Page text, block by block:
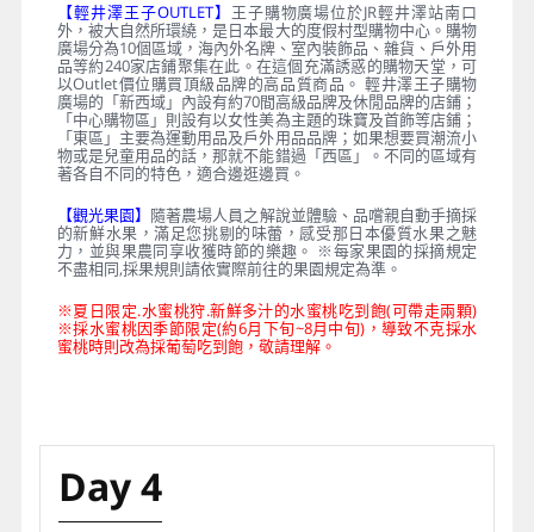
【輕井澤王子OUTLET】 王子購物廣場位於JR輕井澤站南口
外，被大自然所環繞，是日本最大的度假村型購物中心。購物
廣場分為10個區域，海內外名牌、室內裝飾品、雜貨、戶外用
品等約240家店鋪聚集在此。在這個充滿誘惑的購物天堂，可
以Outlet價位購買頂級品牌的高品質商品。 輕井澤王子購物
廣場的「新西域」內設有約70間高級品牌及休閒品牌的店鋪；
「中心購物區」則設有以女性美為主題的珠寶及首飾等店鋪；
「東區」主要為運動用品及戶外用品品牌；如果想要買潮流小
物或是兒童用品的話，那就不能錯過「西區」。不同的區域有
著各自不同的特色，適合邊逛邊買。
【觀光果園】 隨著農場人員之解說並體驗、品嚐親自動手摘採
的新鮮水果，滿足您挑剔的味蕾，感受那日本優質水果之魅
力，並與果農同享收獲時節的樂趣。 ※每家果園的採摘規定
不盡相同,採果規則請依實際前往的果園規定為準。
※夏日限定.水蜜桃狩.新鮮多汁的水蜜桃吃到飽(可帶走兩顆)
※採水蜜桃因季節限定(約6月下旬~8月中旬)，導致不克採水
蜜桃時則改為採葡萄吃到飽，敬請理解。
Day 4